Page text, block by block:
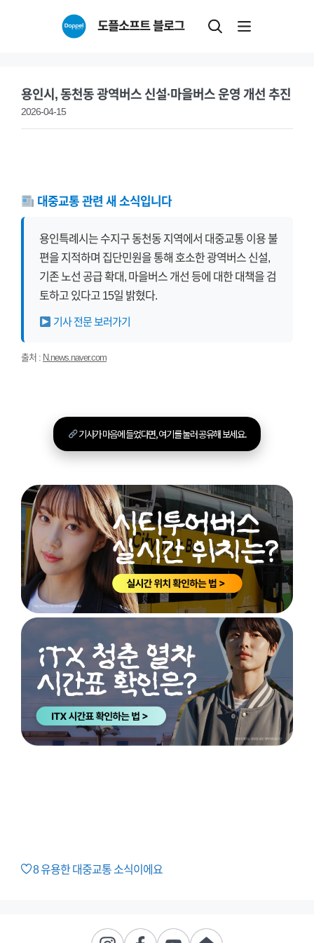
도플소프트 블로그
용인시, 동천동 광역버스 신설·마을버스 운영 개선 추진
2026-04-15
대중교통 관련 새 소식입니다
용인특례시는 수지구 동천동 지역에서 대중교통 이용 불
편을 지적하며 집단민원을 통해 호소한 광역버스 신설,
기존 노선 공급 확대, 마을버스 개선 등에 대한 대책을 검
토하고 있다고 15일 밝혔다.
기사 전문 보러가기
출처 : N.news.naver.com
기사가 마음에 들었다면, 여기를 눌러 공유해 보세요.
8유용한 대중교통 소식이에요